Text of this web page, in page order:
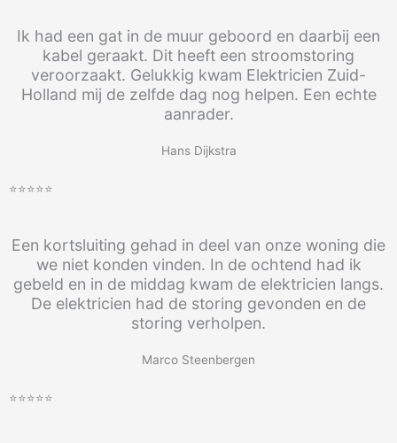
Ik had een gat in de muur geboord en daarbij een
kabel geraakt. Dit heeft een stroomstoring
veroorzaakt. Gelukkig kwam Elektricien Zuid-
Holland mij de zelfde dag nog helpen. Een echte
aanrader.
Hans Dijkstra
⭐⭐⭐⭐⭐
Een kortsluiting gehad in deel van onze woning die
we niet konden vinden. In de ochtend had ik
gebeld en in de middag kwam de elektricien langs.
De elektricien had de storing gevonden en de
storing verholpen.
Marco Steenbergen
⭐⭐⭐⭐⭐